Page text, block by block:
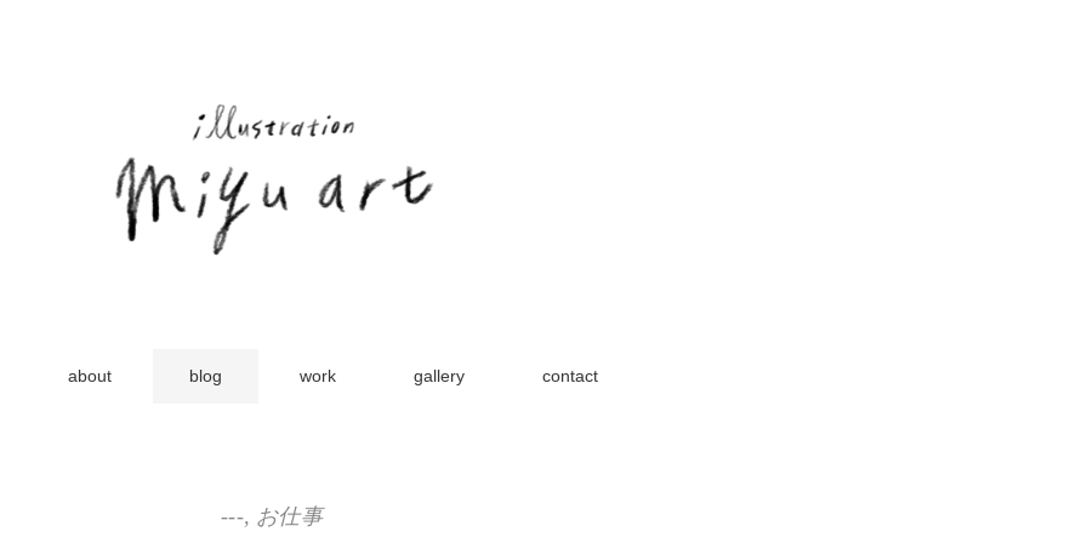
about blog work gallery contact
---, お仕事